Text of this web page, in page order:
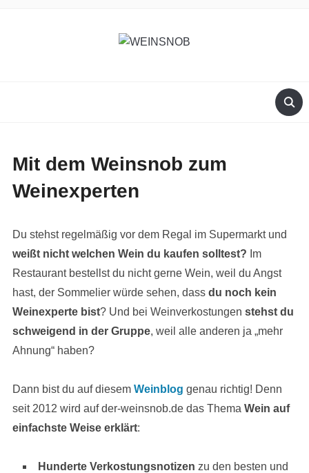
Mit dem Weinsnob zum
Weinexperten
Du stehst regelmäßig vor dem Regal im Supermarkt und
weißt nicht welchen Wein du kaufen solltest? Im
Restaurant bestellst du nicht gerne Wein, weil du Angst
hast, der Sommelier würde sehen, dass du noch kein
Weinexperte bist? Und bei Weinverkostungen stehst du
schweigend in der Gruppe, weil alle anderen ja „mehr
Ahnung“ haben?
Dann bist du auf diesem Weinblog genau richtig! Denn
seit 2012 wird auf der-weinsnob.de das Thema Wein auf
einfachste Weise erklärt:
Hunderte Verkostungsnotizen zu den besten und